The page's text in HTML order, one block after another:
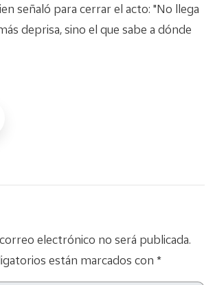
señaló para cerrar el acto: "No llega
deprisa, sino el que sabe a dónde
electrónico no será publicada.
están marcados con *